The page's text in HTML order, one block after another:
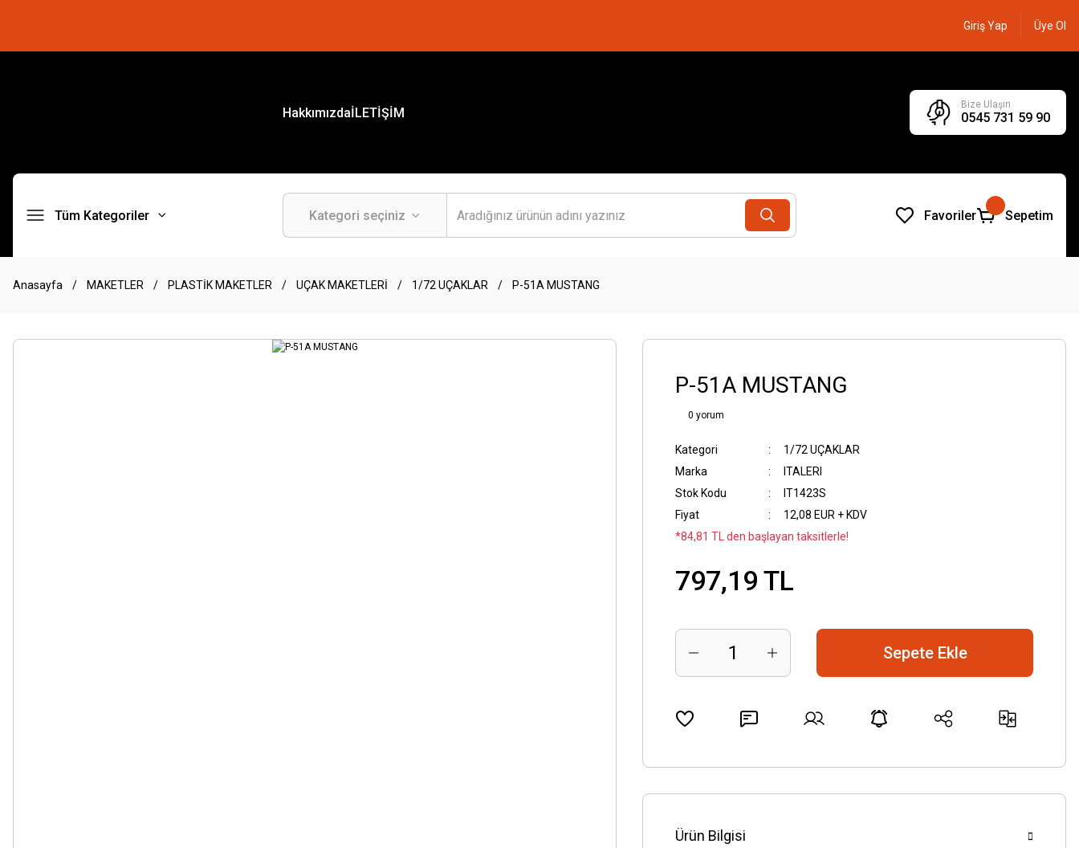
Giriş Yap Üye Ol
HakkımızdaİLETİŞİM
Bize Ulaşın
0545 731 59 90
Tüm Kategoriler Favoriler Sepetim
Anasayfa MAKETLER PLASTİK MAKETLER UÇAK MAKETLERİ 1/72 UÇAKLAR P-51A MUSTANG
P-51A MUSTANG
0 yorum
Kategori
1/72 UÇAKLAR
Marka
ITALERI
Stok Kodu
IT1423S
Fiyat
12,08 EUR + KDV
*84,81 TL den başlayan taksitlerle!
797,19 TL
Sepete Ekle
Ürün Bilgisi